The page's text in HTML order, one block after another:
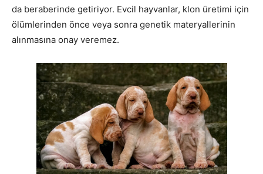
da beraberinde getiriyor. Evcil hayvanlar, klon üretimi için
ölümlerinden önce veya sonra genetik materyallerinin
alınmasına onay veremez.